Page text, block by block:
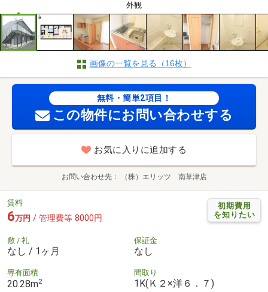
外観
画像の一覧を見る（16枚）
無料・簡単2項目！
この物件にお問い合わせする
お気に入りに追加する
お問い合わせ先 （株）エリッツ 南草津店
初期費用
を知りたい
賃料
6万円 / 管理費等 8000円
敷 / 礼
なし / 1ヶ月
保証金
なし
専有面積
20.28m2
間取り
1K(Ｋ２×洋６．７)